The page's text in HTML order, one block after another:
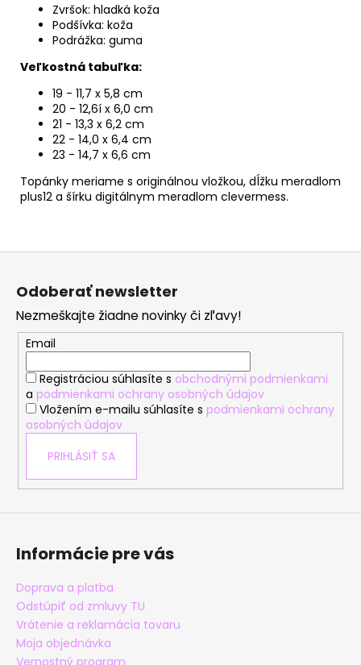
Zvršok: hladká koža
Podšívka: koža
Podrážka: guma
Veľkostná tabuľka:
19 - 11,7 x 5,8 cm
20 - 12,6í x 6,0 cm
21 - 13,3 x 6,2 cm
22 - 14,0 x 6,4 cm
23 - 14,7 x 6,6 cm
Topánky meriame s originálnou vložkou, dĺžku meradlom
plus12 a šírku digitálnym meradlom clevermess.
Z
Odoberať newsletter
Nezmeškajte žiadne novinky či zľavy!
Email
Registráciou súhlasíte s obchodnými podmienkami
a podmienkami ochrany osobných údajov
Vložením e-mailu súhlasíte s podmienkami ochrany
osobných údajov
PRIHLÁSIŤ SA
Informácie pre vás
Doprava a platba
Odstúpiť od zmluvy TU
Vrátenie a reklamácia tovaru
Moja objednávka
Vernostný program